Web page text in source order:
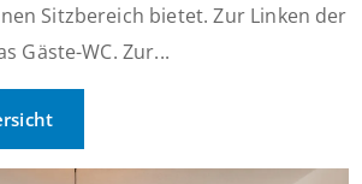
Sitzbereich bietet. Zur Linken der
Gäste-WC. Zur...